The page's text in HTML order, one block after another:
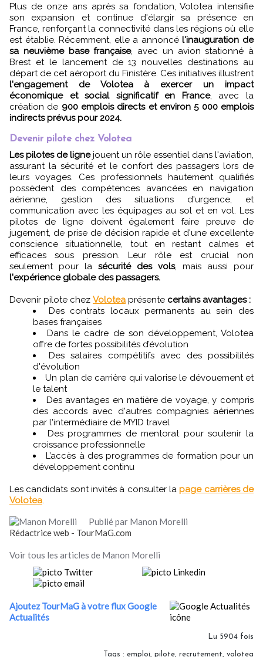
Plus de onze ans après sa fondation, Volotea intensifie
son expansion et continue d'élargir sa présence en
France, renforçant la connectivité dans les régions où elle
est établie. Récemment, elle a annoncél'inauguration de
sa neuvième base française, avec un avion stationné à
Brest et le lancement de 13 nouvelles destinations au
départ de cet aéroport du Finistère. Ces initiatives illustrent
l'engagement de Volotea à exercer un impact
économique et social significatif en France, avec la
création de 900 emplois directs et environ 5 000 emplois
indirects prévus pour 2024.
Devenir pilote chez Volotea
Les pilotes de lignejouent un rôle essentiel dans l'aviation,
assurant la sécurité et le confort des passagers lors de
leurs voyages. Ces professionnels hautement qualifiés
possèdent des compétences avancées en navigation
aérienne, gestion des situations d'urgence, et
communication avec les équipages au sol et en vol. Les
pilotes de ligne doivent également faire preuve de
jugement, de prise de décision rapide et d'une excellente
conscience situationnelle, tout en restant calmes et
efficaces sous pression. Leur rôle est crucial non
seulement pour la sécurité des vols, mais aussi pour
l'expérience globale des passagers.
Devenir pilote chez Volotea présente certains avantages :
Des contrats locaux permanents au sein des
bases françaises
Dans le cadre de son développement, Volotea
offre de fortes possibilités d’évolution
Des salaires compétitifs avec des possibilités
d'évolution
Un plan de carrière qui valorise le dévouement et
le talent
Des avantages en matière de voyage, y compris
des accords avec d'autres compagnies aériennes
par l'intermédiaire de MYID travel
Des programmes de mentorat pour soutenir la
croissance professionnelle
L’accès à des programmes de formation pour un
développement continu
Les candidats sont invités à consulter lapage carrières de
Volotea.
Publié par Manon Morelli
Rédactrice web - TourMaG.com
Voir tous les articles de Manon Morelli
Ajoutez TourMaG à votre flux Google
Actualités
Lu 5904 fois
Tags : emploi, pilote, recrutement, volotea